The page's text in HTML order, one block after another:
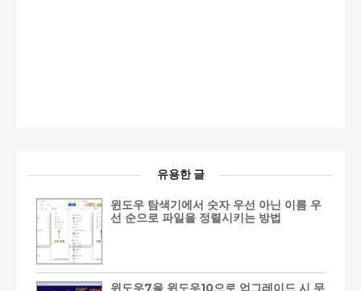
유용한 글
윈도우 탐색기에서 숫자 우선 아닌 이름 우
선 순으로 파일을 정렬시키는 방법